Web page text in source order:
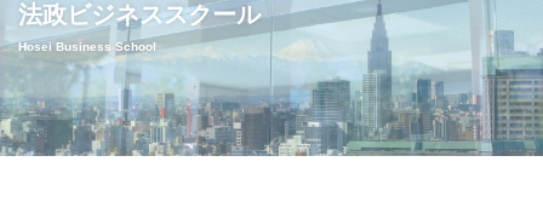
法政ビジネススクール
Hosei Business School